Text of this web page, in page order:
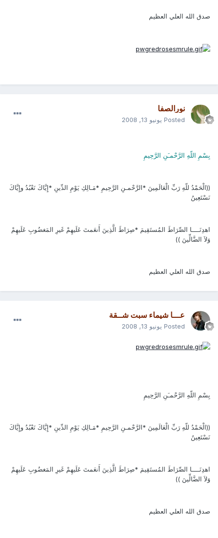
صدق الله العلي العظيم
نورالصفا
Posted يونيو 13, 2008
بِسْمِ اللّهِ الرَّحْمـَنِ الرَّحِيمِ
((الْحَمْدُ للّهِ رَبِّ الْعَالَمِينَ *الرَّحْمـنِ الرَّحِيمِ *مَـالِكِ يَوْمِ الدِّينِ *إِيَّاكَ نَعْبُدُ وإِيَّاكَ
نَسْتَعِينُ
اهدِنَــــا الصِّرَاطَ المُستَقِيمَ *صِرَاطَ الَّذِينَ أَنعَمتَ عَلَيهِمْ غَيرِ المَغضُوبِ عَلَيهِمْ
وَلاَ الضَّالِّينَ ))
صدق الله العلي العظيم
عـــا شيماء سبت شــقة
Posted يونيو 13, 2008
بِسْمِ اللّهِ الرَّحْمـَنِ الرَّحِيمِ
((الْحَمْدُ للّهِ رَبِّ الْعَالَمِينَ *الرَّحْمـنِ الرَّحِيمِ *مَـالِكِ يَوْمِ الدِّينِ *إِيَّاكَ نَعْبُدُ وإِيَّاكَ
نَسْتَعِينُ
اهدِنَــــا الصِّرَاطَ المُستَقِيمَ *صِرَاطَ الَّذِينَ أَنعَمتَ عَلَيهِمْ غَيرِ المَغضُوبِ عَلَيهِمْ
وَلاَ الضَّالِّينَ ))
صدق الله العلي العظيم